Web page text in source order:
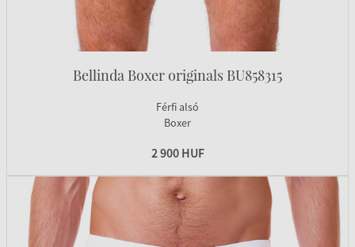
Bellinda Boxer originals BU858315
Férfi alsó
Boxer
2 900 HUF